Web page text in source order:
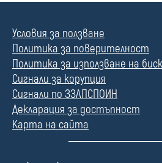
Условия за ползване
Политика за поверителност
Политика за използване на
Сигнали за корупция
Сигнали по ЗЗЛПСПОИН
Декларация за достъпност
Карта на сайта